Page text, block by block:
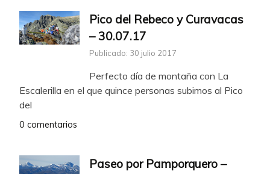
Pico del Rebeco y Curavacas
– 30.07.17
Publicado: 30 julio 2017
Perfecto día de montaña con La
Escalerilla en el que quince personas subimos al Pico
del
0 comentarios
Paseo por Pamporquero –